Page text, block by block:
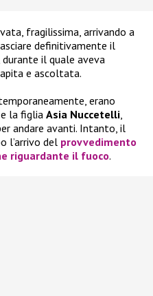
fragilissima, arrivando a
definitivamente il
il quale aveva
e ascoltata.
erano
e la figlia Asia Nuccetelli,
andare avanti. Intanto, il
l’arrivo del provvedimento
riguardante il fuoco.